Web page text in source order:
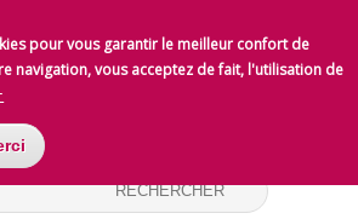
pour vous garantir le meilleur confort de
navigation, vous acceptez de fait, l'utilisation de
au
contenu
Rechercher